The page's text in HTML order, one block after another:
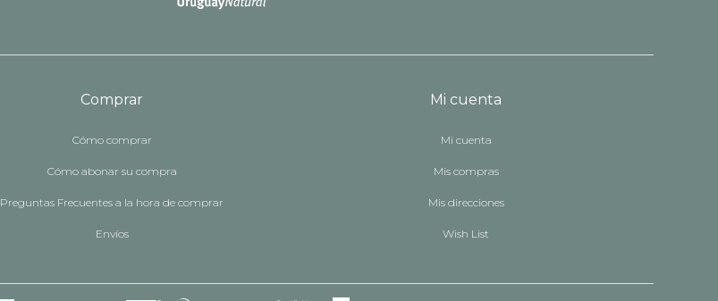
Comprar
Cómo comprar
Cómo abonar su compra
Preguntas Frecuentes a la hora de comprar
Envíos
Mi cuenta
Mi cuenta
Mis compras
Mis direcciones
Wish List